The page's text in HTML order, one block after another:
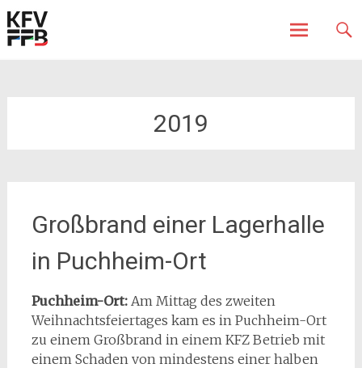
2019
Großbrand einer Lagerhalle
in Puchheim-Ort
Puchheim-Ort:Am Mittag des zweiten
Weihnachtsfeiertages kam es in Puchheim-Ort
zu einem Großbrand in einem KFZ Betrieb mit
einem Schaden von mindestens einer halben